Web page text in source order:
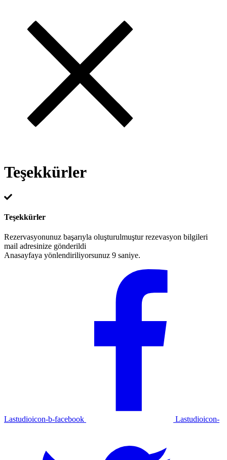
Teşekkürler
Teşekkürler
Rezervasyonunuz başarıyla oluşturulmuştur rezevasyon bilgileri
mail adresinize gönderildi
Anasayfaya yönlendiriliyorsunuz 9 saniye.
Lastudioicon-b-facebook Lastudioicon-